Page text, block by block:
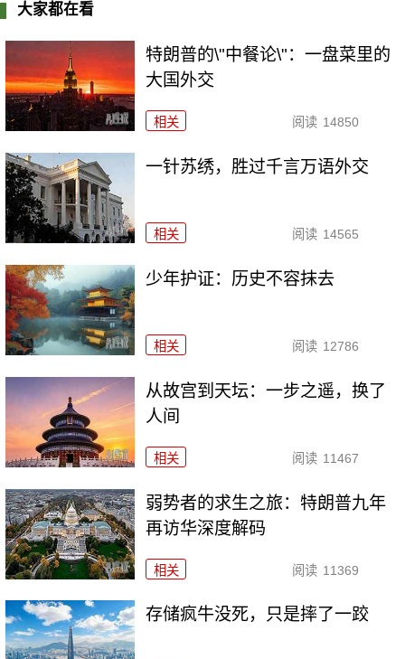
大家都在看
特朗普的\"中餐论\"：一盘菜里的
大国外交
相关 阅读 14850
一针苏绣，胜过千言万语外交
相关 阅读 14565
少年护证：历史不容抹去
相关 阅读 12786
从故宫到天坛：一步之遥，换了
人间
相关 阅读 11467
弱势者的求生之旅：特朗普九年
再访华深度解码
相关 阅读 11369
存储疯牛没死，只是摔了一跤